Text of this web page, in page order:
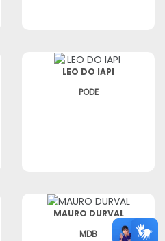
LEO DO IAPI
PODE
MAURO DURVAL
MDB